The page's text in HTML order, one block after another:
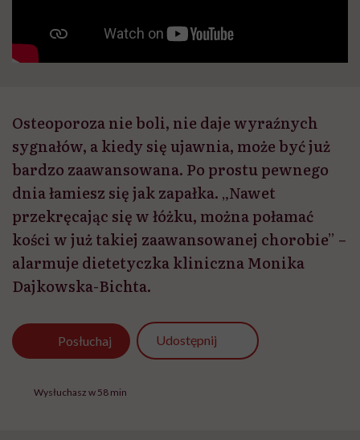
Osteoporoza nie boli, nie daje wyraźnych
sygnałów, a kiedy się ujawnia, może być już
bardzo zaawansowana. Po prostu pewnego
dnia łamiesz się jak zapałka. „Nawet
przekręcając się w łóżku, można połamać
kości w już takiej zaawansowanej chorobie” –
alarmuje dietetyczka kliniczna Monika
Dajkowska-Bichta.
Posłuchaj Udostępnij
Wysłuchasz w 58 min